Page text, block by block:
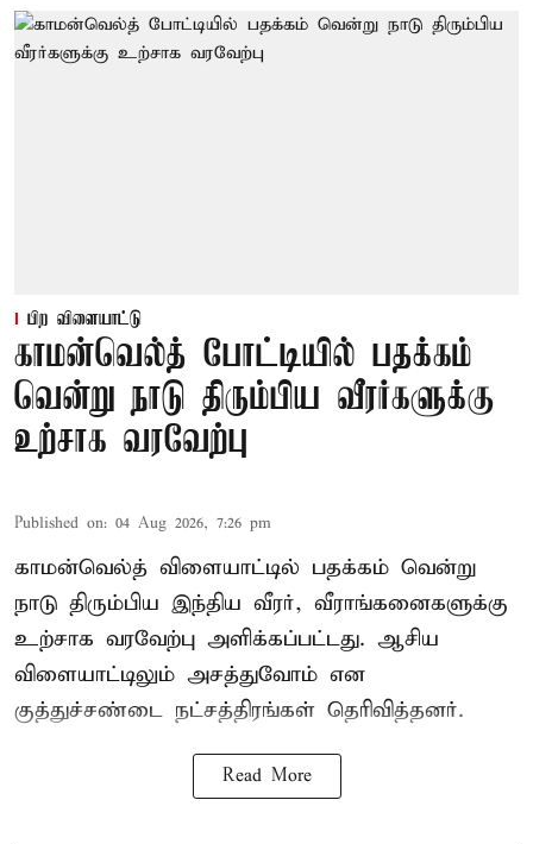
பிற விளையாட்டு
காமன்வெல்த் போட்டியில் பதக்கம்
வென்று நாடு திரும்பிய வீரர்களுக்கு
உற்சாக வரவேற்பு
Published on: 04 Aug 2026, 7:26 pm
காமன்வெல்த் விளையாட்டில் பதக்கம் வென்று
நாடு திரும்பிய இந்திய வீரர், வீராங்கனைகளுக்கு
உற்சாக வரவேற்பு அளிக்கப்பட்டது. ஆசிய
விளையாட்டிலும் அசத்துவோம் என
குத்துச்சண்டை நட்சத்திரங்கள் தெரிவித்தனர்.
Read More